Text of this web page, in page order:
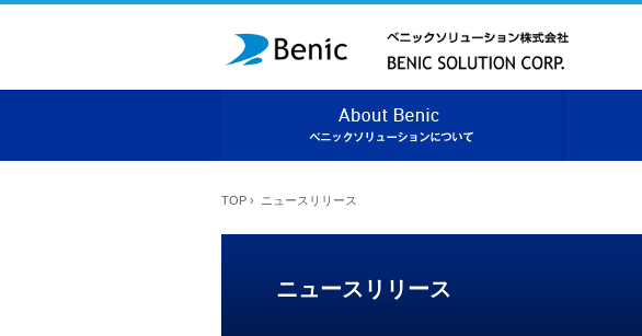
TOP › ニュースリリース
ニュースリリース